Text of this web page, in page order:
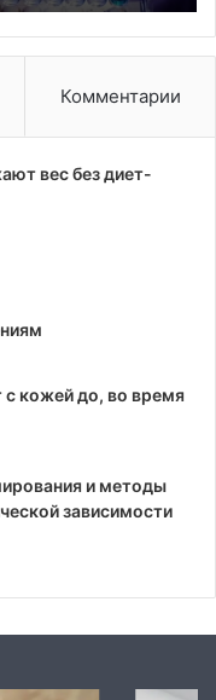
Комментарии
вес без диет-
с кожей до, во время
и методы
зависимости